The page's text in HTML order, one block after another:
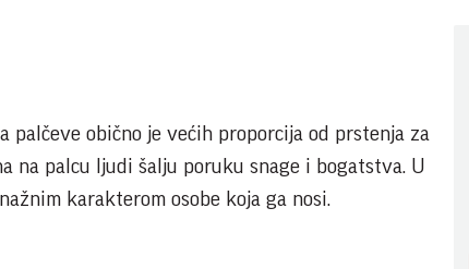
palčeve obično je većih proporcija od prstenja za
na palcu ljudi šalju poruku snage i bogatstva. U
karakterom osobe koja ga nosi.